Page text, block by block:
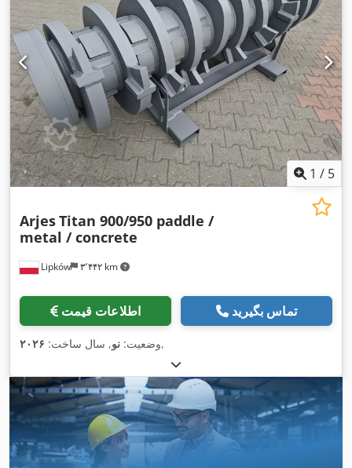
1 / 5
Lipków ۳٬۴۴۲ km
ArjesTitan 900/950 paddle /
metal / concrete
اطلاعات قیمت تماس بگیرید
وضعیت: نو, سال ساخت: ۲۰۲۶ ,